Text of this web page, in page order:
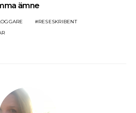
ämne
RESESKRIBENT